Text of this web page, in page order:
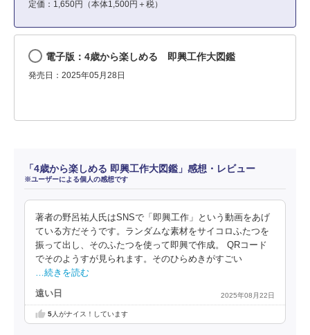
定価：1,650円（本体1,500円＋税）
電子版：4歳から楽しめる 即興工作大図鑑
発売日：2025年05月28日
「4歳から楽しめる 即興工作大図鑑」感想・レビュー
※ユーザーによる個人の感想です
著者の野呂祐人氏はSNSで「即興工作」という動画をあげ
ている方だそうです。ランダムな素材をサイコロふたつを
振って出し、そのふたつを使って即興で作成。 QRコード
でそのようすが見られます。そのひらめきがすごい
…続きを読む
遠い日 2025年08月22日
5人がナイス！しています